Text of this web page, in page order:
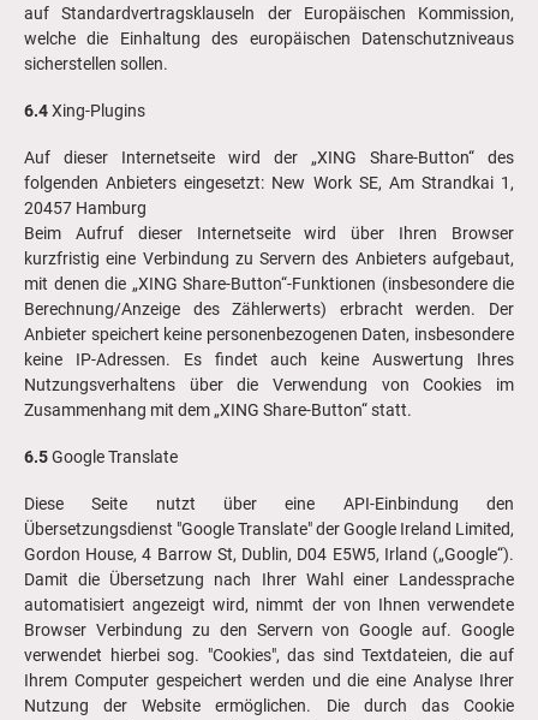
auf Standardvertragsklauseln der Europäischen Kommission,
welche die Einhaltung des europäischen Datenschutzniveaus
sicherstellen sollen.
6.4Xing-Plugins
Auf dieser Internetseite wird der „XING Share-Button“ des
folgenden Anbieters eingesetzt: New Work SE, Am Strandkai 1,
20457 Hamburg
Beim Aufruf dieser Internetseite wird über Ihren Browser
kurzfristig eine Verbindung zu Servern des Anbieters aufgebaut,
mit denen die „XING Share-Button“-Funktionen (insbesondere die
Berechnung/Anzeige des Zählerwerts) erbracht werden. Der
Anbieter speichert keine personenbezogenen Daten, insbesondere
keine IP-Adressen. Es findet auch keine Auswertung Ihres
Nutzungsverhaltens über die Verwendung von Cookies im
Zusammenhang mit dem „XING Share-Button“ statt.
6.5Google Translate
Diese Seite nutzt über eine API-Einbindung den
Übersetzungsdienst "Google Translate" der Google Ireland Limited,
Gordon House, 4 Barrow St, Dublin, D04 E5W5, Irland („Google“).
Damit die Übersetzung nach Ihrer Wahl einer Landessprache
automatisiert angezeigt wird, nimmt der von Ihnen verwendete
Browser Verbindung zu den Servern von Google auf. Google
verwendet hierbei sog. "Cookies", das sind Textdateien, die auf
Ihrem Computer gespeichert werden und die eine Analyse Ihrer
Nutzung der Website ermöglichen. Die durch das Cookie